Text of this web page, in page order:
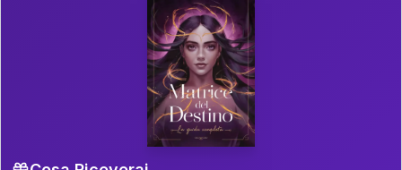
per ricevere aggiornamenti!
P.S. Interpretazione parziale
gratuita
Scorri più in basso per vedere
un'interpretazione parziale gratuita della tua